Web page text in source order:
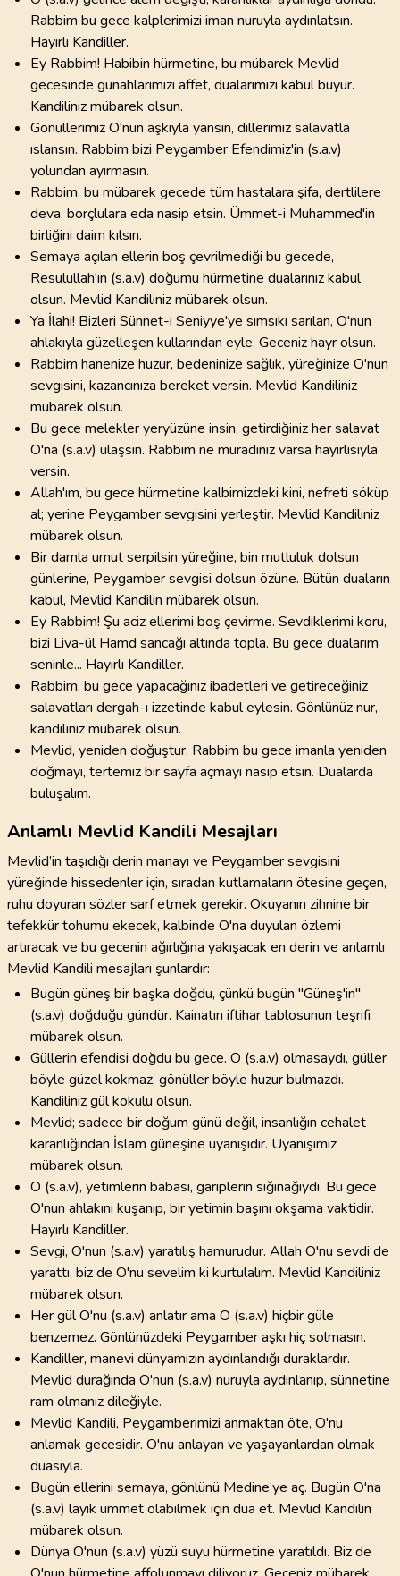
Rabbim bu gece kalplerimizi iman nuruyla aydınlatsın.
Hayırlı Kandiller.
Ey Rabbim! Habibin hürmetine, bu mübarek Mevlid
gecesinde günahlarımızı affet, dualarımızı kabul buyur.
Kandiliniz mübarek olsun.
Gönüllerimiz O'nun aşkıyla yansın, dillerimiz salavatla
ıslansın. Rabbim bizi Peygamber Efendimiz'in (s.a.v)
yolundan ayırmasın.
Rabbim, bu mübarek gecede tüm hastalara şifa, dertlilere
deva, borçlulara eda nasip etsin. Ümmet-i Muhammed'in
birliğini daim kılsın.
Semaya açılan ellerin boş çevrilmediği bu gecede,
Resulullah'ın (s.a.v) doğumu hürmetine dualarınız kabul
olsun. Mevlid Kandiliniz mübarek olsun.
Ya İlahi! Bizleri Sünnet-i Seniyye'ye sımsıkı sarılan, O'nun
ahlakıyla güzelleşen kullarından eyle. Geceniz hayr olsun.
Rabbim hanenize huzur, bedeninize sağlık, yüreğinize O'nun
sevgisini, kazancınıza bereket versin. Mevlid Kandiliniz
mübarek olsun.
Bu gece melekler yeryüzüne insin, getirdiğiniz her salavat
O'na (s.a.v) ulaşsın. Rabbim ne muradınız varsa hayırlısıyla
versin.
Allah'ım, bu gece hürmetine kalbimizdeki kini, nefreti söküp
al; yerine Peygamber sevgisini yerleştir. Mevlid Kandiliniz
mübarek olsun.
Bir damla umut serpilsin yüreğine, bin mutluluk dolsun
günlerine, Peygamber sevgisi dolsun özüne. Bütün duaların
kabul, Mevlid Kandilin mübarek olsun.
Ey Rabbim! Şu aciz ellerimi boş çevirme. Sevdiklerimi koru,
bizi Liva-ül Hamd sancağı altında topla. Bu gece dualarım
seninle... Hayırlı Kandiller.
Rabbim, bu gece yapacağınız ibadetleri ve getireceğiniz
salavatları dergah-ı izzetinde kabul eylesin. Gönlünüz nur,
kandiliniz mübarek olsun.
Mevlid, yeniden doğuştur. Rabbim bu gece imanla yeniden
doğmayı, tertemiz bir sayfa açmayı nasip etsin. Dualarda
buluşalım.
Anlamlı Mevlid Kandili Mesajları
Mevlid’in taşıdığı derin manayı ve Peygamber sevgisini
yüreğinde hissedenler için, sıradan kutlamaların ötesine geçen,
ruhu doyuran sözler sarf etmek gerekir. Okuyanın zihnine bir
tefekkür tohumu ekecek, kalbinde O'na duyulan özlemi
artıracak ve bu gecenin ağırlığına yakışacak en derin ve anlamlı
Mevlid Kandili mesajları şunlardır:
Bugün güneş bir başka doğdu, çünkü bugün "Güneş'in"
(s.a.v) doğduğu gündür. Kainatın iftihar tablosunun teşrifi
mübarek olsun.
Güllerin efendisi doğdu bu gece. O (s.a.v) olmasaydı, güller
böyle güzel kokmaz, gönüller böyle huzur bulmazdı.
Kandiliniz gül kokulu olsun.
Mevlid; sadece bir doğum günü değil, insanlığın cehalet
karanlığından İslam güneşine uyanışıdır. Uyanışımız
mübarek olsun.
O (s.a.v), yetimlerin babası, gariplerin sığınağıydı. Bu gece
O'nun ahlakını kuşanıp, bir yetimin başını okşama vaktidir.
Hayırlı Kandiller.
Sevgi, O'nun (s.a.v) yaratılış hamurudur. Allah O'nu sevdi de
yarattı, biz de O'nu sevelim ki kurtulalım. Mevlid Kandiliniz
mübarek olsun.
Her gül O'nu (s.a.v) anlatır ama O (s.a.v) hiçbir güle
benzemez. Gönlünüzdeki Peygamber aşkı hiç solmasın.
Kandiller, manevi dünyamızın aydınlandığı duraklardır.
Mevlid durağında O'nun (s.a.v) nuruyla aydınlanıp, sünnetine
ram olmanız dileğiyle.
Mevlid Kandili, Peygamberimizi anmaktan öte, O'nu
anlamak gecesidir. O'nu anlayan ve yaşayanlardan olmak
duasıyla.
Bugün ellerini semaya, gönlünü Medine’ye aç. Bugün O'na
(s.a.v) layık ümmet olabilmek için dua et. Mevlid Kandilin
mübarek olsun.
Dünya O'nun (s.a.v) yüzü suyu hürmetine yaratıldı. Biz de